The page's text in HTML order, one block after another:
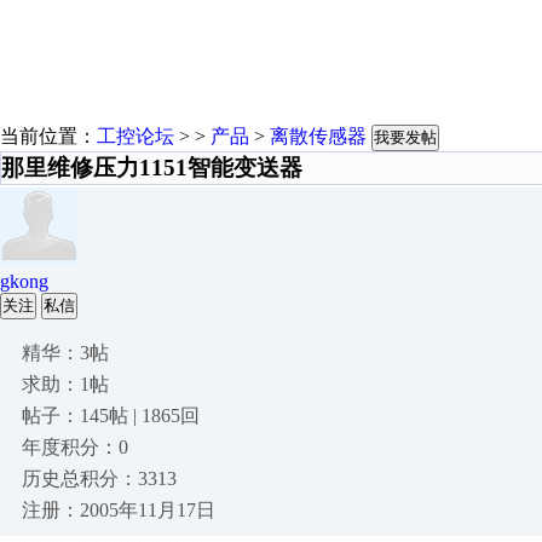
当前位置： 工控论坛 > > 产品 > 离散传感器 我要发帖
那里维修压力1151智能变送器
gkong
关注 私信
精华：3帖
求助：1帖
帖子：145帖 | 1865回
年度积分：0
历史总积分：3313
注册：2005年11月17日